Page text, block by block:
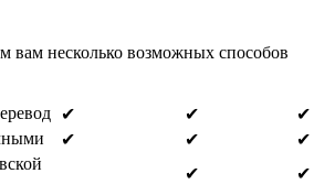
вам несколько возможных способов
✔ ✔
✔
✔ ✔
✔
✔
✔